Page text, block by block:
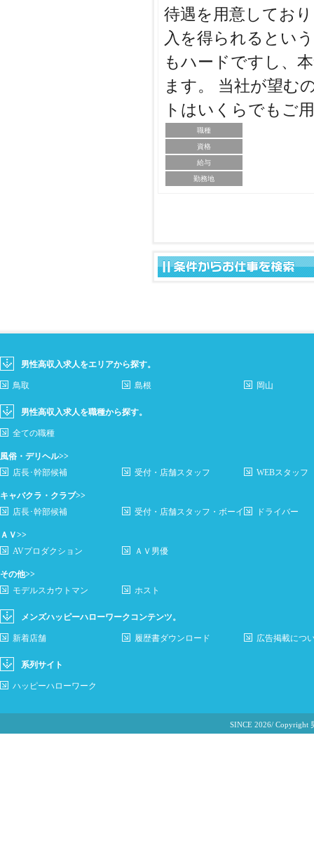
待遇を用意してお
入を得られるとい
もハードですし、
ます。 当社が望む
トはいくらでもご
職種
資格
給与
勤務地
男性高収入求人をエリアから探す。
鳥取 島根 岡山
男性高収入求人を職種から探す。
全ての職種
風俗・デリヘル>>
店長･幹部候補
受付・店舗スタッフ WEBスタッフ
キャバクラ・クラブ>>
店長･幹部候補
受付・店舗スタッフ・ボーイ ドライバー
ＡＶ>>
AVプロダクション
ＡＶ男優
その他>>
モデルスカウトマン
ホスト
メンズハッピーハローワークコンテンツ。
新着店舗 履歴書ダウンロード 広告掲載につ
系列サイト
ハッピーハローワーク
SINCE 2026/ Copyright